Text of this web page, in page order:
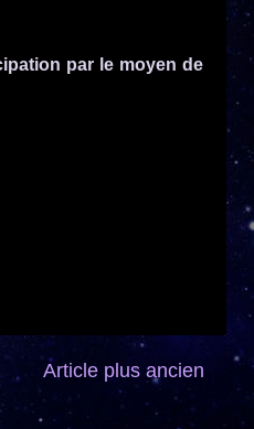
par le moyen de
Article plus ancien